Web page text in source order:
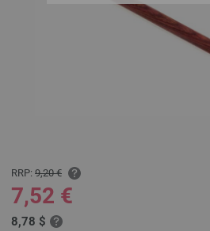
RRP: 9,20 €
7,52 €
8,78 $